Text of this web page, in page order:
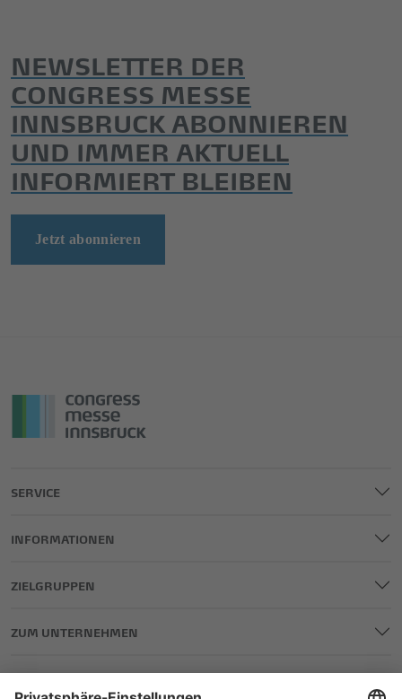
NEWSLETTER DER
CONGRESS MESSE
INNSBRUCK ABONNIEREN
UND IMMER AKTUELL
INFORMIERT BLEIBEN
Jetzt abonnieren
SERVICE
INFORMATIONEN
ZIELGRUPPEN
ZUM UNTERNEHMEN